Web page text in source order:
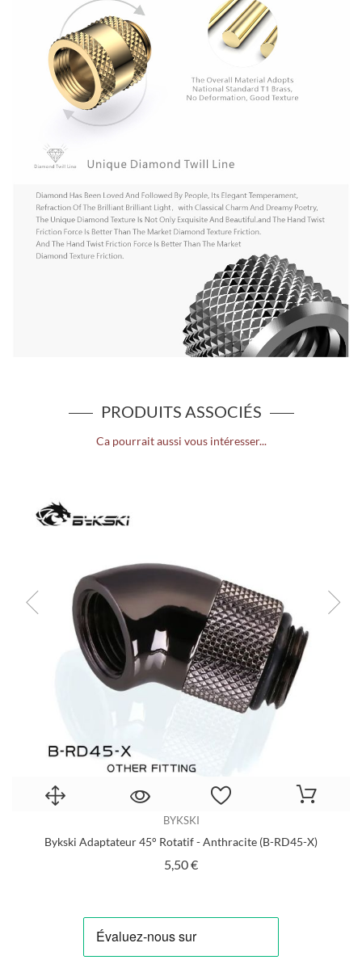
PRODUITS ASSOCIÉS
Ca pourrait aussi vous intéresser...
BYKSKI
Bykski Adaptateur 45° Rotatif - Anthracite (B-RD45-X)
5,50 €Prix